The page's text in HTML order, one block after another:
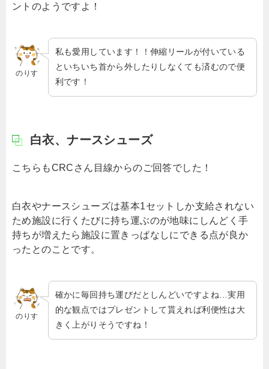
ントのようですよ！
のりす
私も愛用しています！！伸縮リールが付いている
といちいち首から外したりしなくても済むので便
利です！
白衣、ナースシューズ
こちらもCRCさん目線からのご回答でした！
白衣やナースシューズは基本1セットしか支給されない
ため施設に行くたびに持ち運ぶのが地味にしんどく手
持ちが増えたら施設に置きっぱなしにできる点が良か
ったとのことです。
のりす
確かに毎回持ち運びだとしんどいですよね…実用
的な観点ではプレゼントして貰えれば利便性は大
きく上がりそうですね！